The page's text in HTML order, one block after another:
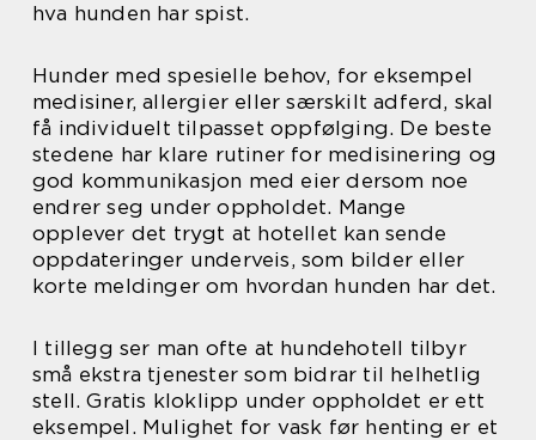
hva hunden har spist.
Hunder med spesielle behov, for eksempel
medisiner, allergier eller særskilt adferd, skal
få individuelt tilpasset oppfølging. De beste
stedene har klare rutiner for medisinering og
god kommunikasjon med eier dersom noe
endrer seg under oppholdet. Mange
opplever det trygt at hotellet kan sende
oppdateringer underveis, som bilder eller
korte meldinger om hvordan hunden har det.
I tillegg ser man ofte at hundehotell tilbyr
små ekstra tjenester som bidrar til helhetlig
stell. Gratis kloklipp under oppholdet er ett
eksempel. Mulighet for vask før henting er et